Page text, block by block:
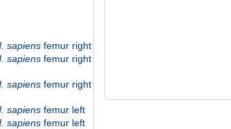
sapiens femur right
sapiens femur right
sapiens femur right
sapiens femur left
sapiens femur left